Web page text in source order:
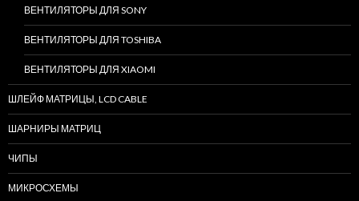
ВЕНТИЛЯТОРЫ ДЛЯ SONY
ВЕНТИЛЯТОРЫ ДЛЯ TOSHIBA
ВЕНТИЛЯТОРЫ ДЛЯ XIAOMI
ШЛЕЙФ МАТРИЦЫ, LCD CABLE
ШАРНИРЫ МАТРИЦ
ЧИПЫ
МИКРОСХЕМЫ